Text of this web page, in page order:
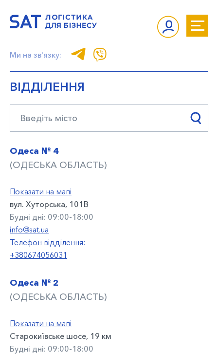
Ми на зв'язку:
ВІДДІЛЕННЯ
Одеса № 4
(ОДЕСЬКА ОБЛАСТЬ)
Показати на мапі
вул. Хуторська, 101В
Будні дні: 09:00-18:00
info@sat.ua
Телефон відділення:
+380674056031
Одеса № 2
(ОДЕСЬКА ОБЛАСТЬ)
Показати на мапі
Старокиївське шосе, 19 км
Будні дні: 09:00-18:00